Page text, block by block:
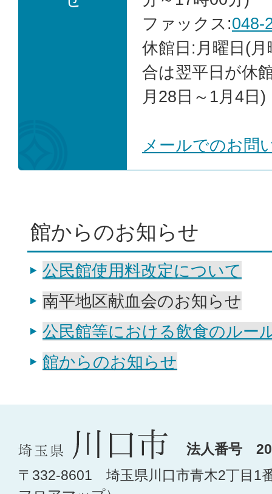
ファックス:048-
休館日:月曜日(
合は翌平日が休
月28日～1月4日)
メールでのお問
館からのお知らせ
公民館使用料改定について
南平地区献血会のお知らせ
公民館等における飲食のルー
館からのお知らせ
法人番号
〒332-8601 埼玉県川口市青木2丁目1